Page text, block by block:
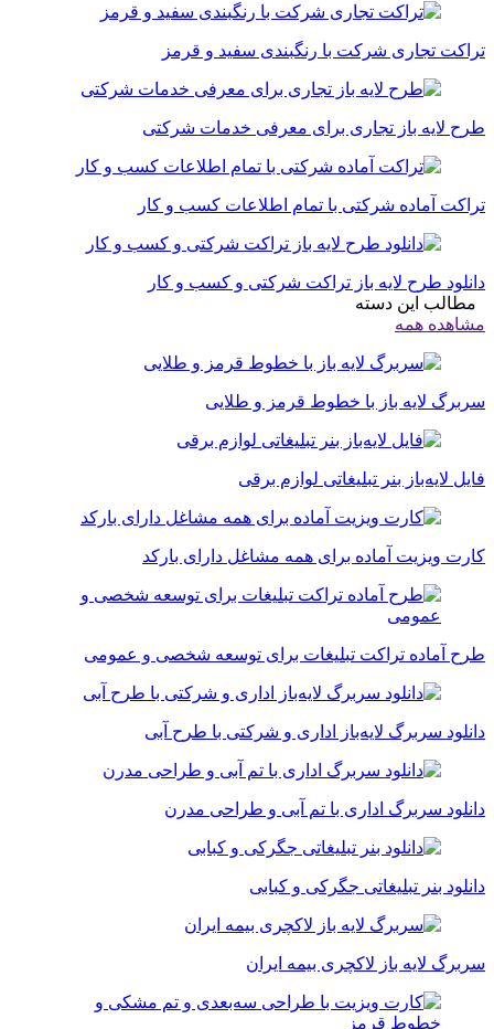
تراکت تجاری شرکت با رنگبندی سفید و قرمز
طرح لایه باز تجاری برای معرفی خدمات شرکتی
تراکت آماده شرکتی با تمام اطلاعات کسب و کار
دانلود طرح لایه باز تراکت شرکتی و کسب و کار
مطالب این دسته
مشاهده همه
سربرگ لایه باز با خطوط قرمز و طلایی
فایل لایه‌باز بنر تبلیغاتی لوازم برقی
کارت ویزیت آماده برای همه مشاغل دارای بارکد
طرح آماده تراکت تبلیغات برای توسعه شخصی و عمومی
دانلود سربرگ لایه‌باز اداری و شرکتی با طرح آبی
دانلود سربرگ اداری با تم آبی و طراحی مدرن
دانلود بنر تبلیغاتی جگرکی و کبابی
سربرگ لایه باز لاکچری بیمه ایران